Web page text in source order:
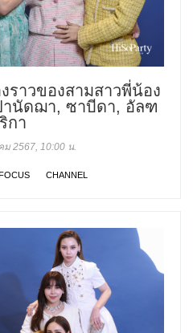
ราวของสามสาวพี่น้อง
านัดฌา, ซาบีดา, อัลฑ
ริกา
2567, 10:00 น.
CHANNEL